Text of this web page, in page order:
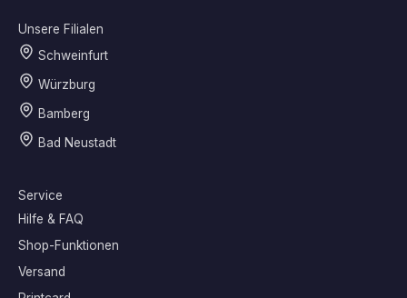
Unsere Filialen
Schweinfurt
Würzburg
Bamberg
Bad Neustadt
Service
Hilfe & FAQ
Shop-Funktionen
Versand